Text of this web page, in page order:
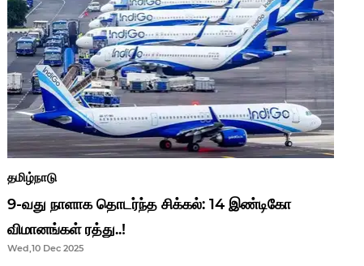
தமிழ்நாடு
9-வது நாளாக தொடர்ந்த சிக்கல்: 14 இண்டிகோ
விமானங்கள் ரத்து..!
Wed,10 Dec 2025